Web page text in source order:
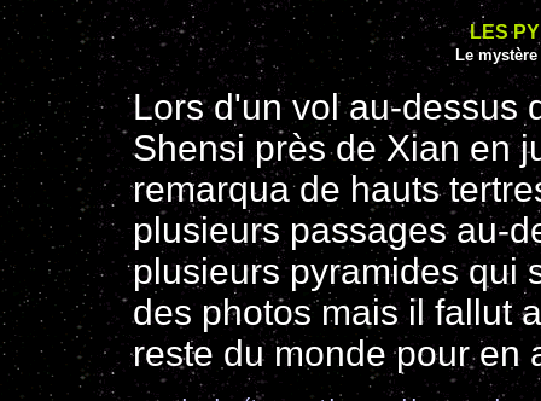
LES
Le
Lors d'un vol au-dessus
Shensi près de Xian en
remarqua de hauts
plusieurs passages au-
plusieurs pyramides qui
des photos mais il fallut
reste du monde pour en